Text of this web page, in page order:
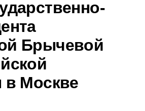
Брычевой
в Москве